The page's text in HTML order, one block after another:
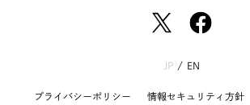
JP/ EN
プライバシーポリシー 情報セキュリティ方針